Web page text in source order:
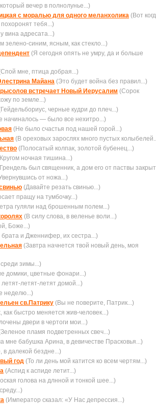
вечер в полнолунье...)
с моралью для одного меланхолика (Вот
тебя...)
вина адресата...)
зелено-синим, ясным, как стекло...)
(Я сегодня опять не умру, да и больше
мне, птица добрая...)
Майана (Это будет война без пpавил...)
встречает Новый Иерусалим (Сорок
по земле...)
черные кудри до плеч...)
начиналось — было все нехитро...)
(Не было счастья под нашей горой...)
(В ореховых зарослях много пустых
(Полосатый колпак, золотой бубенец...)
ночная тишина...)
был священник, а дом его от паствы
от ножа...)
(Давайте резать свинью...)
пращу на тумбочку...)
гуляли над брошенным полем...)
(В силу слова, в веленье воли...)
Боже...)
брата и Дженнифер, их сестра...)
(Завтра начнется твой новый день, моя
зимы...)
домики, цветные фонари...)
летят-летят-летят домой...)
неделю...)
св.Патрику (Вы не поверите, Патрик...)
как быстро меняется жив-человек...)
двеpи в чеpтоги мои...)
пламя подветренных свеч...)
мне бабушка Арина, в девичестве Прасковья...)
в далекой бездне...)
год (То ли день мой катится ко всем чеpтям...)
(Аспид к аспиде летит...)
голова на длнной и тонкой шее...)
(Император сказал: «У Нас депрессия...)